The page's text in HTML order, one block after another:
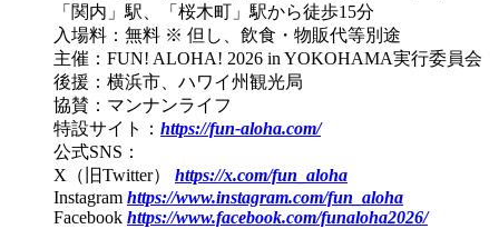
「関内」駅、「桜木町」駅から徒歩15分
入場料：無料 ※ 但し、飲食・物販代等別途
主催：FUN! ALOHA! 2026 in YOKOHAMA実行委員会
後援：横浜市、ハワイ州観光局
協賛：マンナンライフ
特設サイト： https://fun-aloha.com/
公式SNS：
X（旧Twitter） https://x.com/fun_aloha
Instagram https://www.instagram.com/fun_aloha
Facebook https://www.facebook.com/funaloha2026/